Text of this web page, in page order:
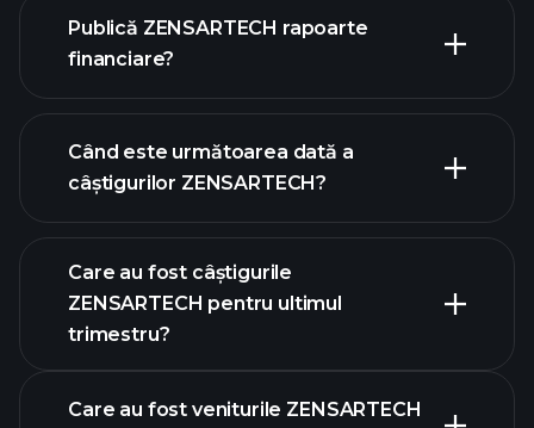
Publică ZENSARTECH rapoarte
financiare?
finanțele ZENSARTECH
Când este următoarea dată a
câștigurilor ZENSARTECH?
calendarului de câștiguri
Care au fost câștigurile
ZENSARTECH pentru ultimul
trimestru?
Care au fost veniturile ZENSARTECH